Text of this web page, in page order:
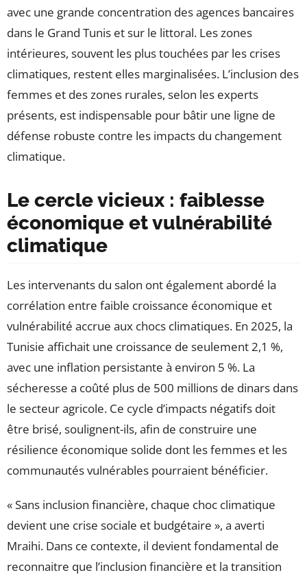
avec une grande concentration des agences bancaires
dans le Grand Tunis et sur le littoral. Les zones
intérieures, souvent les plus touchées par les crises
climatiques, restent elles marginalisées. L’inclusion des
femmes et des zones rurales, selon les experts
présents, est indispensable pour bâtir une ligne de
défense robuste contre les impacts du changement
climatique.
Le cercle vicieux : faiblesse
économique et vulnérabilité
climatique
Les intervenants du salon ont également abordé la
corrélation entre faible croissance économique et
vulnérabilité accrue aux chocs climatiques. En 2025, la
Tunisie affichait une croissance de seulement 2,1 %,
avec une inflation persistante à environ 5 %. La
sécheresse a coûté plus de 500 millions de dinars dans
le secteur agricole. Ce cycle d’impacts négatifs doit
être brisé, soulignent-ils, afin de construire une
résilience économique solide dont les femmes et les
communautés vulnérables pourraient bénéficier.
« Sans inclusion financière, chaque choc climatique
devient une crise sociale et budgétaire », a averti
Mraihi. Dans ce contexte, il devient fondamental de
reconnaitre que l’inclusion financière et la transition